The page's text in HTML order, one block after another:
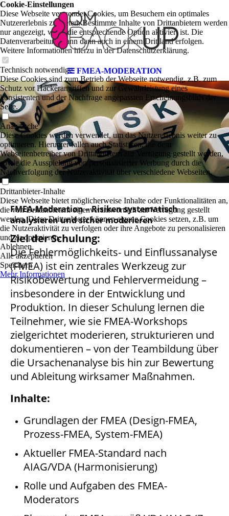
FMEA-MODERATION
FMEA-Moderation – Risiken systematisch
analysieren und sicher moderieren
Ziel der Schulung:
Die Fehlermöglichkeits- und Einflussanalyse
(FMEA) ist ein zentrales Werkzeug zur
Risikobewertung und Fehlervermeidung –
insbesondere in der Entwicklung und
Produktion. In dieser Schulung lernen die
Teilnehmer, wie sie FMEA-Workshops
zielgerichtet moderieren, strukturieren und
dokumentieren – von der Teambildung über
die Ursachenanalyse bis hin zur Bewertung
und Ableitung wirksamer Maßnahmen.
Inhalte:
Grundlagen der FMEA (Design-FMEA,
Prozess-FMEA, System-FMEA)
Aktueller FMEA-Standard nach
AIAG/VDA (Harmonisierung)
Rolle und Aufgaben des FMEA-
Moderators
Cookie-Einstellungen
Diese Webseite verwendet Cookies, um Besuchern ein optimales
Nutzererlebnis zu bieten. Bestimmte Inhalte von Drittanbietern werden
nur angezeigt, wenn die entsprechende Option aktiviert ist. Die
Datenverarbeitung kann dann auch in einem Drittland erfolgen.
Weitere Informationen hierzu in der Datenschutzerklärung.
Technisch notwendige
Diese Cookies sind zum Betrieb der Webseite notwendig, z.B. zum
Schutz vor Hackerangriffen und zur Gewährleistung eines
konsistenten und der Nachfrage angepassten Erscheinungsbilds der
Seite.
Analytische
Diese Cookies werden verwendet, um das Nutzererlebnis weiter zu
optimieren. Hierunter fallen auch Statistiken, die dem
Webseitenbetreiber von Drittanbietern zur Verfügung gestellt werden,
sowie die Ausspielung von personalisierter Werbung durch die
Nachverfolgung der Nutzeraktivität über verschiedene Webseiten.
Drittanbieter-Inhalte
Diese Webseite bietet möglicherweise Inhalte oder Funktionalitäten an,
die von Drittanbietern eigenverantwortlich zur Verfügung gestellt
werden. Diese Drittanbieter können eigene Cookies setzen, z.B. um
die Nutzeraktivität zu verfolgen oder ihre Angebote zu personalisieren
und zu optimieren.
Ablehnen
Alle akzeptieren
Speichern
Mehr Informationen